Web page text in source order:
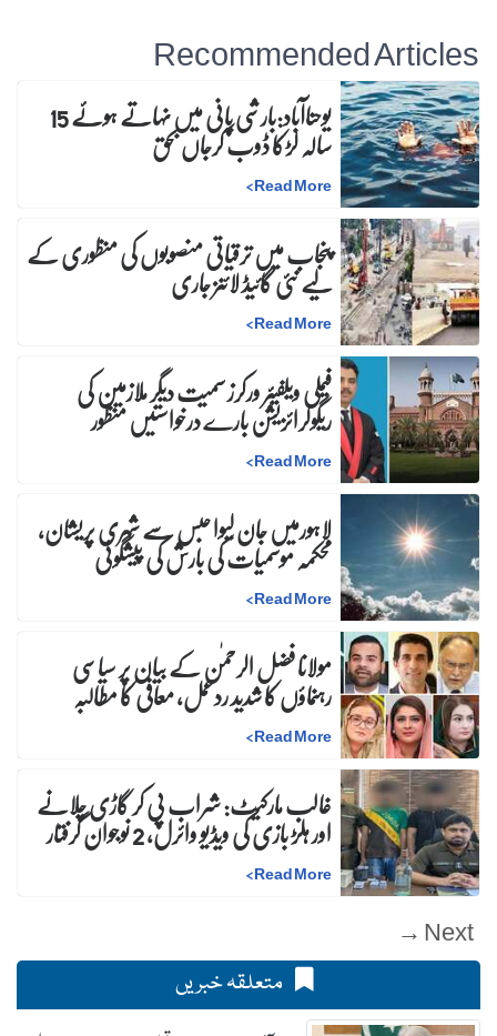
Recommended Articles
یوحناآباد:بارشی پانی میں نہاتے ہوئے 15 سالہ لڑکا ڈوب کرجاں بحق
Read More
>
پنجاب میں ترقیاتی منصوبوں کی منظوری کے
لیے نئی گائیڈ لائنز جاری
Read More
>
فیملی ویلفیئر ورکرز سمیت دیگر ملازمین کی
ریگولرائزیشن بارے درخواستیں منظور
Read More
>
لاہورمیں جان لیوا حبس سے شہری پریشان،
محکمہ موسمیات کی بارش کی پیشگوئی
Read More
>
مولانا فضل الرحمٰن کے بیان پر سیاسی
رہنماؤں کا شدید ردعمل، معافی کا مطالبہ
Read More
>
غالب مارکیٹ: شراب پی کر گاڑی چلانے
اور ہلڑ بازی کی ویڈیو وائرل، 2 نوجوان گرفتار
Read More
>
Next →
متعلقہ خبریں